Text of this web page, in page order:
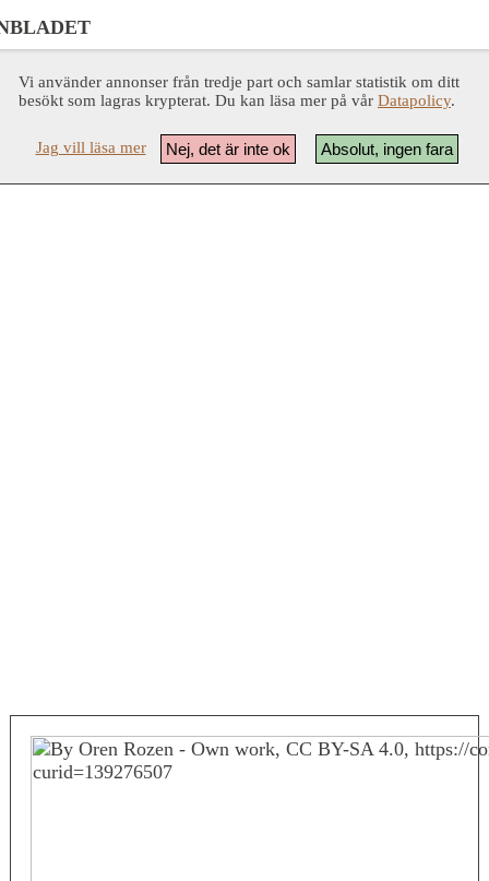
Vi använder annonser från tredje part och samlar statistik om ditt
besökt som lagras krypterat. Du kan läsa mer på vår Datapolicy.
Absolut, ingen fara
Nej, det är inte ok
Jag vill läsa mer